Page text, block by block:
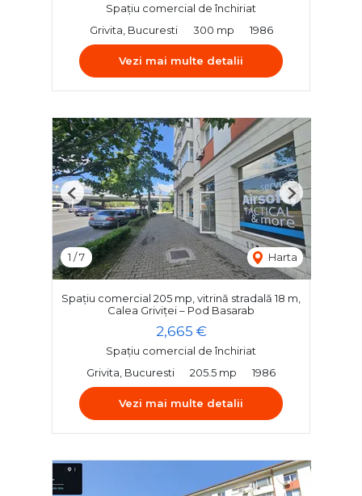
Spațiu comercial de închiriat
Grivita, Bucuresti
300 mp 1986
Vezi mai multe detalii
1 /7 Harta
Previous Next
Spațiu comercial 205 mp, vitrină stradală 18 m,
Calea Griviței – Pod Basarab
2,665 €
Spațiu comercial de închiriat
Grivita, Bucuresti
205.5 mp 1986
Vezi mai multe detalii